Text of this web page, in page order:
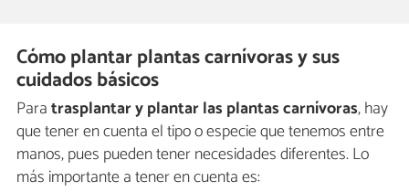
Cómo plantar plantas carnívoras y sus
cuidados básicos
Paratrasplantar y plantar las plantas carnívoras, hay
que tener en cuenta el tipo o especie que tenemos entre
manos, pues pueden tener necesidades diferentes. Lo
más importante a tener en cuenta es: